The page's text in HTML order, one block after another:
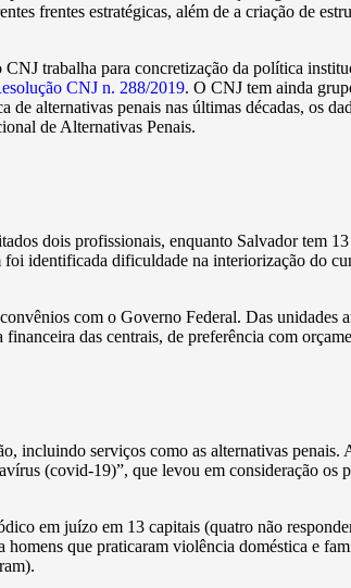
frentes estratégicas, além de a criação de
trabalha para concretização da política
CNJ n. 288/2019. O CNJ tem ainda
alternativas penais nas últimas décadas, os
de Alternativas Penais.
dois profissionais, enquanto Salvador tem
identificada dificuldade na interiorização do
com o Governo Federal. Das unidades
das centrais, de preferência com
incluindo serviços como as alternativas
(covid-19)”, que levou em consideração os
em juízo em 13 capitais (quatro não
que praticaram violência doméstica e